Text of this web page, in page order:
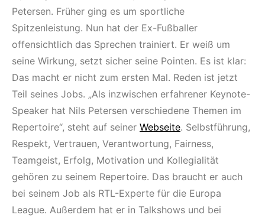
Petersen. Früher ging es um sportliche
Spitzenleistung. Nun hat der Ex-Fußballer
offensichtlich das Sprechen trainiert. Er weiß um
seine Wirkung, setzt sicher seine Pointen. Es ist klar:
Das macht er nicht zum ersten Mal. Reden ist jetzt
Teil seines Jobs. „Als inzwischen erfahrener Keynote-
Speaker hat Nils Petersen verschiedene Themen im
Repertoire“, steht auf seiner Webseite. Selbstführung,
Respekt, Vertrauen, Verantwortung, Fairness,
Teamgeist, Erfolg, Motivation und Kollegialität
gehören zu seinem Repertoire. Das braucht er auch
bei seinem Job als RTL-Experte für die Europa
League. Außerdem hat er in Talkshows und bei